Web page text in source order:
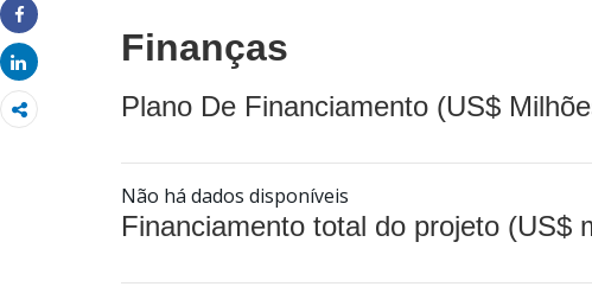
Share
Share
Finanças
Plano De Financiamento (US$
Não há dados disponíveis
Financiamento total do projeto (US$